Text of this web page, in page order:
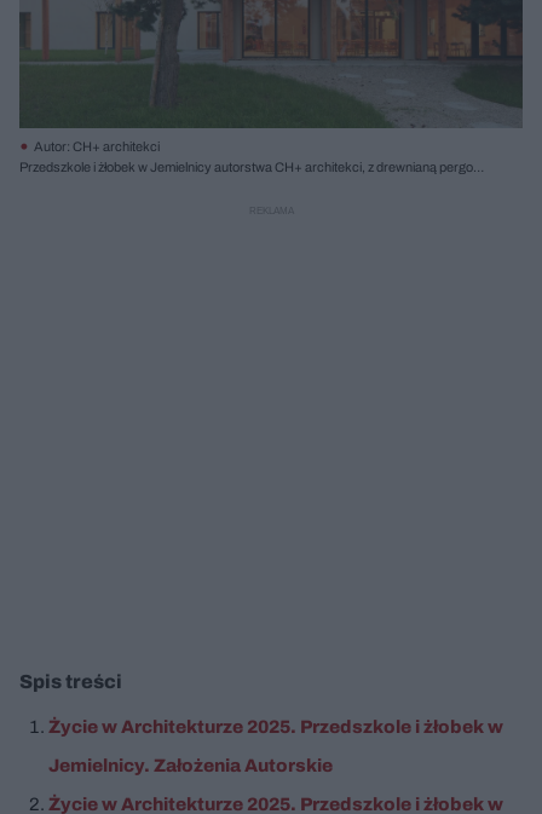
Autor: CH+ architekci
Przedszkole i żłobek w Jemielnicy autorstwa CH+ architekci, z drewnianą pergolą
zgłoszony do konkursu Życie w Architekturze 2025, stanowi ważny przykład
Spis treści
Życie w Architekturze 2025. Przedszkole i żłobek w
Jemielnicy. Założenia Autorskie
Życie w Architekturze 2025. Przedszkole i żłobek w